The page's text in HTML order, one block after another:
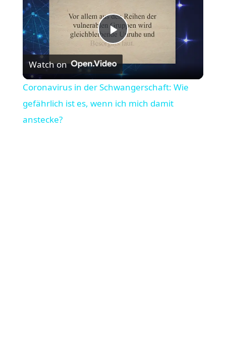
P
l
a
Watch on
Coronavirus in der Schwangerschaft: Wie
gefährlich ist es, wenn ich mich damit
anstecke?